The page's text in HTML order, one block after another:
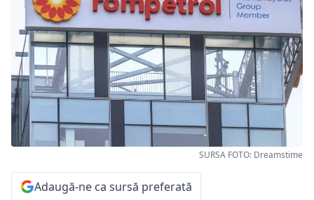
SURSA FOTO: Dreamstime
Adaugă-ne ca sursă preferată